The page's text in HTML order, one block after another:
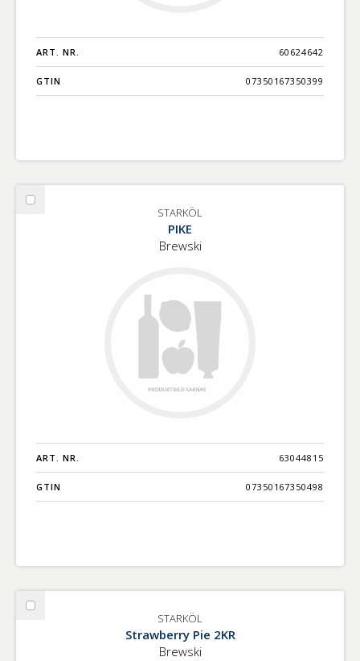
ART. NR. 60624642
GTIN 07350167350399
Välj
STARKÖL
PIKE
Brewski
ART. NR. 63044815
GTIN 07350167350498
Välj
STARKÖL
Strawberry Pie 2KR
Brewski